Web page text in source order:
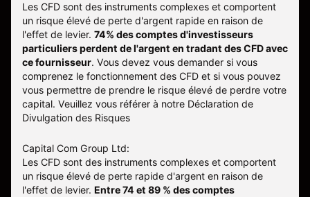
Les CFD sont des instruments complexes et comportent
un risque élevé de perte d'argent rapide en raison de
l'effet de levier. 74% des comptes d'investisseurs
particuliers perdent de l'argent en tradant des CFD avec
ce fournisseur. Vous devez vous demander si vous
comprenez le fonctionnement des CFD et si vous pouvez
vous permettre de prendre le risque élevé de perdre votre
capital. Veuillez vous référer à notre Déclaration de
Divulgation des Risques
Capital Com Group Ltd:
Les CFD sont des instruments complexes et comportent
un risque élevé de perte rapide d'argent en raison de
l'effet de levier. Entre 74 et 89 % des comptes